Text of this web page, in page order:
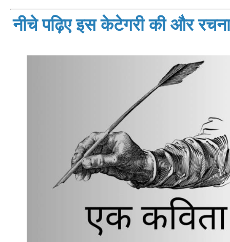
नीचे पढ़िए इस केटेगरी की और